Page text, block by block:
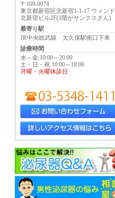
〒169-0074
東京都新宿区北新宿1-1-17 ウィンド
北新宿ビル2F(1階がサンクスさん)
最寄り駅
JR中央総武線 大久保駅南口下車
診療時間
水～金 10:00～20:00
土・日・祝 10:00～18:00
月曜・火曜休診日